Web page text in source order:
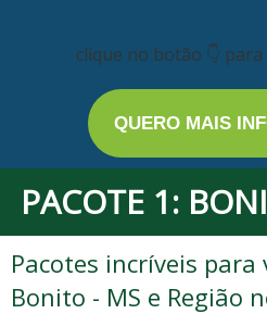
clique no botão 👇
QUERO MAIS
PACOTE 1:
Pacotes incríveis para
Bonito - MS e Região